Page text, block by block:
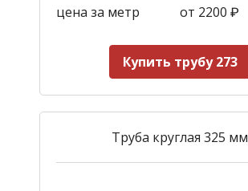
цена за метр от 2200 ₽
Купить трубу 273
Труба круглая 325 мм